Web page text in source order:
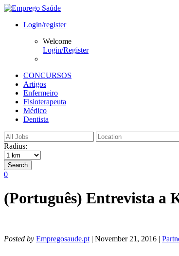
Login/register
Welcome
Login/Register
CONCURSOS
Artigos
Enfermeiro
Fisioterapeuta
Médico
Dentista
Radius:
Search
0
(Português) Entrevista a
Posted by Empregosaude.pt | November 21, 2016 |